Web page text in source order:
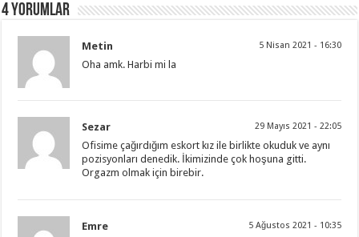
4 Yorumlar
Metin 5 Nisan 2021 - 16:30
Oha amk. Harbi mi la
Sezar 29 Mayıs 2021 - 22:05
Ofisime çağırdığım eskort kız ile birlikte okuduk ve aynı
pozisyonları denedik. İkimizinde çok hoşuna gitti.
Orgazm olmak için birebir.
Emre 5 Ağustos 2021 - 10:35